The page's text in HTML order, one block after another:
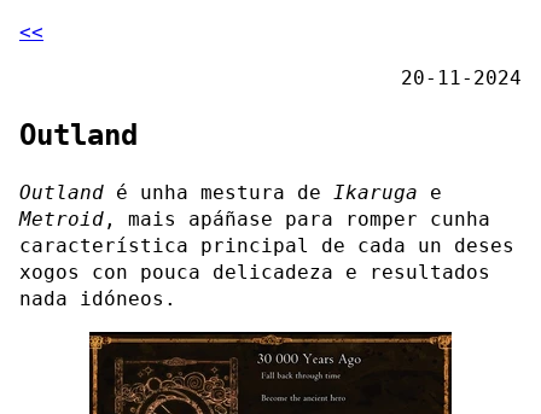
<<
20-11-2024
Outland
Outland é unha mestura de Ikaruga e
Metroid , mais apáñase para romper cunha
característica principal de cada un deses
xogos con pouca delicadeza e resultados
nada idóneos.